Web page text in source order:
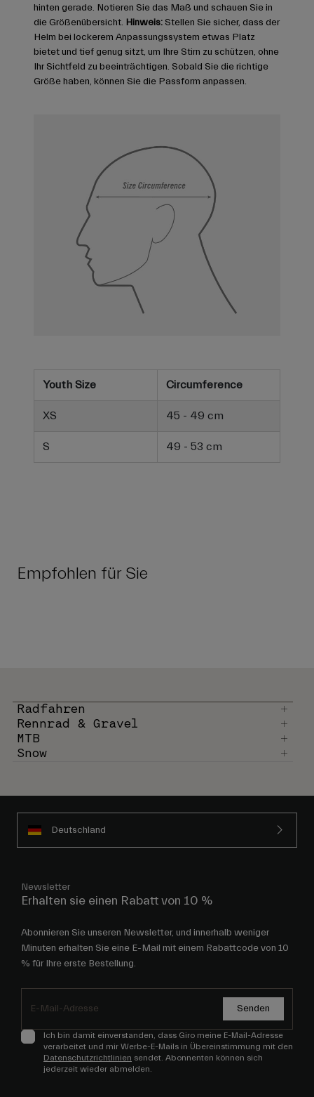
hinten gerade. Notieren Sie das Maß und schauen Sie in
die Größenübersicht. Hinweis: Stellen Sie sicher, dass der
Helm bei lockerem Anpassungssystem etwas Platz
bietet und tief genug sitzt, um Ihre Stirn zu schützen, ohne
Ihr Sichtfeld zu beeinträchtigen. Sobald Sie die richtige
Größe haben, können Sie die Passform anpassen.
Youth Size Circumference
XS 45 - 49 cm
S 49 - 53 cm
Empfohlen für Sie
Radfahren
Rennrad & Gravel
MTB
Snow
Deutschland
Newsletter
Erhalten sie einen Rabatt von 10 %
Abonnieren Sie unseren Newsletter, und innerhalb weniger
Minuten erhalten Sie eine E-Mail mit einem Rabattcode von 10
% für Ihre erste Bestellung.
Senden
Ich bin damit einverstanden, dass Giro meine E-Mail-Adresse
verarbeitet und mir Werbe-E-Mails in Übereinstimmung mit den
Datenschutzrichtlinien sendet. Abonnenten können sich
jederzeit wieder abmelden.